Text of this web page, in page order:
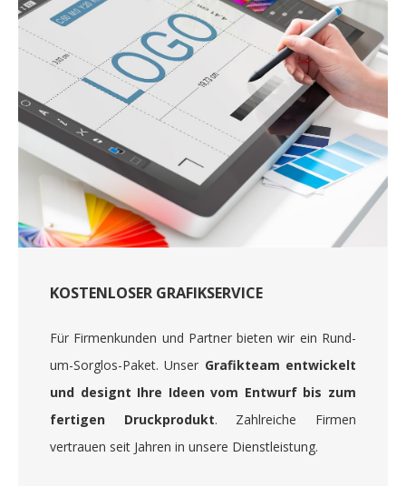
KOSTENLOSER GRAFIKSERVICE
Für Firmenkunden und Partner bieten wir ein Rund-
um-Sorglos-Paket. Unser Grafikteam entwickelt
und designt Ihre Ideen vom Entwurf bis zum
fertigen Druckprodukt. Zahlreiche Firmen
vertrauen seit Jahren in unsere Dienstleistung.